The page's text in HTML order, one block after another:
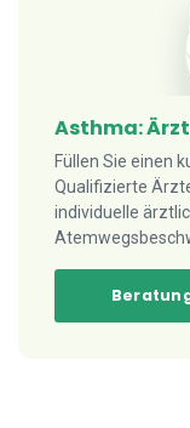
Asthma:
Füllen Sie einen
Qualifizierte
individuelle